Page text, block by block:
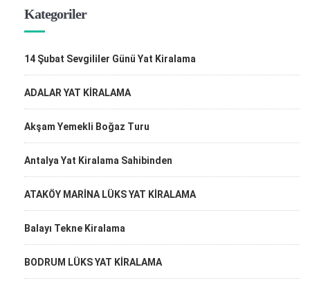
Kategoriler
14 Şubat Sevgililer Günü Yat Kiralama
ADALAR YAT KİRALAMA
Akşam Yemekli Boğaz Turu
Antalya Yat Kiralama Sahibinden
ATAKÖY MARİNA LÜKS YAT KİRALAMA
Balayı Tekne Kiralama
BODRUM LÜKS YAT KİRALAMA